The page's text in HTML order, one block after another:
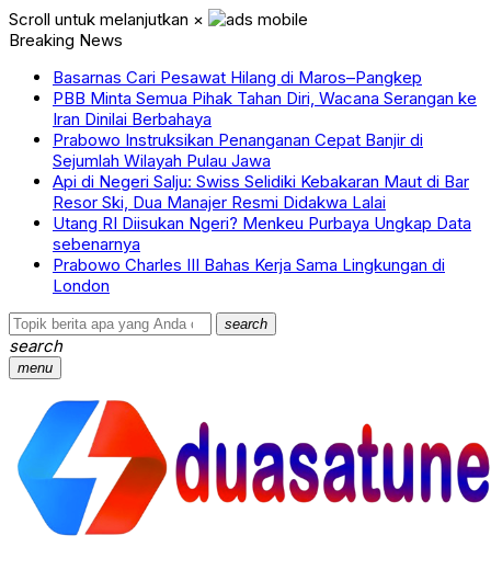
Scroll untuk melanjutkan ×
Breaking News
Basarnas Cari Pesawat Hilang di Maros–Pangkep
PBB Minta Semua Pihak Tahan Diri, Wacana Serangan ke
Iran Dinilai Berbahaya
Prabowo Instruksikan Penanganan Cepat Banjir di
Sejumlah Wilayah Pulau Jawa
Api di Negeri Salju: Swiss Selidiki Kebakaran Maut di Bar
Resor Ski, Dua Manajer Resmi Didakwa Lalai
Utang RI Diisukan Ngeri? Menkeu Purbaya Ungkap Data
sebenarnya
Prabowo Charles III Bahas Kerja Sama Lingkungan di
London
search
search
menu